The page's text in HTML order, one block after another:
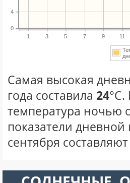
1 3 5 7 9 11
0
4
Самая высокая
года составила 24
температура ночью
показатели
сентября составляют